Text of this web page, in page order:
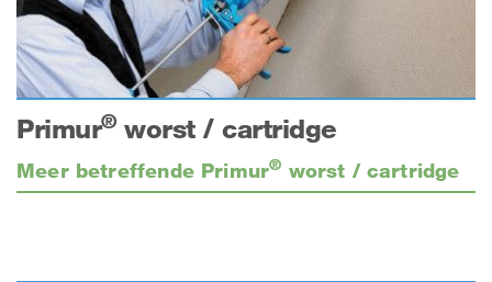
Primur®worst / cartridge
Meer betreffende Primur® worst / cartridge